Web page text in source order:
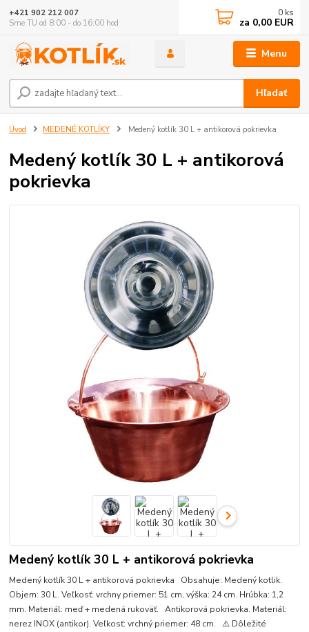
Menu
Hľadať
+421 902 212 007
Sme TU od 8:00 - do 16:00 hod
0 ks
za 0,00 EUR
Úvod MEDENÉ KOTLÍKY Medený kotlík 30 L + antikorová pokrievka
Medený kotlík 30 L + antikorová
pokrievka
Medený kotlík 30 L + antikorová pokrievka
Medený kotlík 30 L + antikorová pokrievka Obsahuje: Medený kotlik.
Objem: 30 L. Veľkosť: vrchny priemer: 51 cm, výška: 24 cm. Hrúbka: 1,2
mm. Materiál: meď + medená rukoväť. Antikorová pokrievka. Materiál:
nerez INOX (antikor). Veľkosť: vrchný priemer: 48 cm. ⚠️ Dôležité